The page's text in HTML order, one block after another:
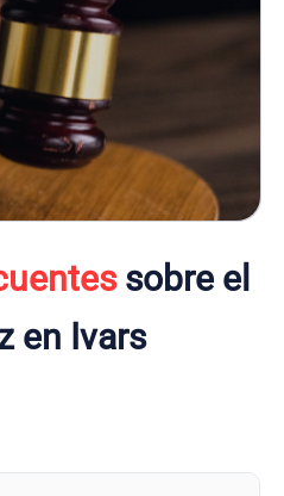
sobre el
en Ivars